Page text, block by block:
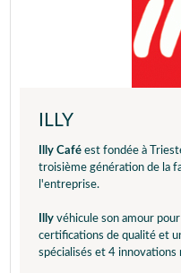
ILLY
Illy Café est fondée à
troisième génération de la
l'entreprise.
Illy véhicule son amour
certifications de qualité et
spécialisés et 4